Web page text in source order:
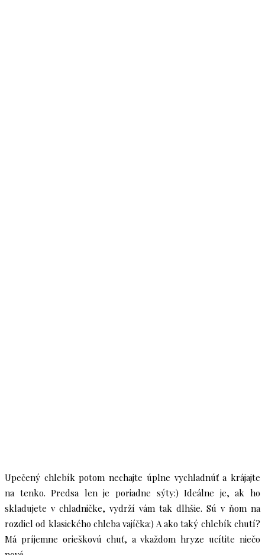
Upečený chlebík potom nechajte úplne vychladnúť a krájajte
na tenko. Predsa len je poriadne sýty:) Ideálne je, ak ho
skladujete v chladničke, vydrží vám tak dlhšie. Sú v ňom na
rozdiel od klasického chleba vajíčka:) A ako taký chlebík chutí?
Má príjemne orieškovú chuť, a vkaždom hryze ucítite niečo